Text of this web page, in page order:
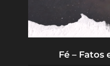
Fé – Fatos